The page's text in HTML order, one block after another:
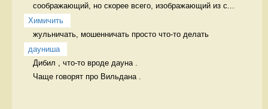
соображающий, но скорее всего, изображающий из с...
Химичить
жульничать, мошенничать просто что-то делать
дауниша
Дибил , что-то вроде дауна .
Чаще говорят про Вильдана .